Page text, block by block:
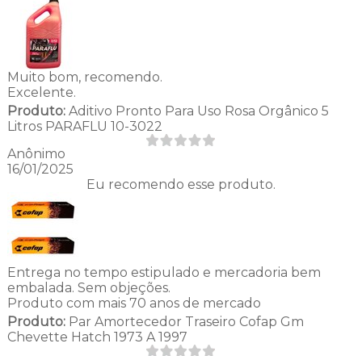
Muito bom, recomendo.
Excelente.
Produto:Aditivo Pronto Para Uso Rosa Orgânico 5
Litros PARAFLU 10-3022
Anônimo
16/01/2025
Eu recomendo esse produto.
Entrega no tempo estipulado e mercadoria bem
embalada. Sem objeções.
Produto com mais 70 anos de mercado
Produto:Par Amortecedor Traseiro Cofap Gm
Chevette Hatch 1973 A 1997